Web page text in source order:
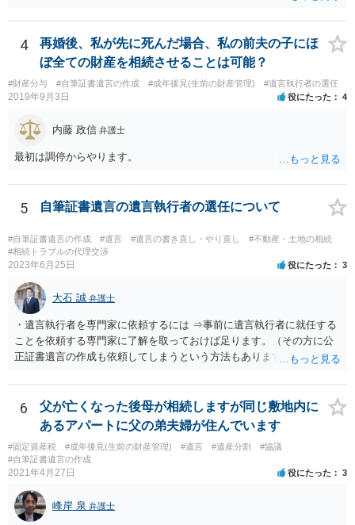
ています。 やはり、成人した子のことまでごちゃごちゃ考えず、自分
の事だけ考えるべきなのでしょうか ・・・お子さんの事をまで含め良
い解決案があればお悩みになるのは当然と言えば当然のことです。 彼
と親子関係を結びたいと思っているが、名字は変えたくない・・・養
子縁組の必要があり 氏も変更することになります。 しかし 彼は成人
しているとは言え、自分の子と私の連れ子、全て平等にしたいと希
望。もちろん私もそうできればと思います。 ・・・婚姻前の契約 あ
るいは 遺言書などで その意思を実現する方法はあります。 弁護
士に相談してみてください。
4
再婚後、私が先に死んだ場合、私の前夫の子にほ
ぼ全ての財産を相続させることは可能？
#財産分与 #自筆証書遺言の作成 #成年後見(生前の財産管理) #遺言執行者の選任
2019年9月3日 役にたった 4
内藤 政信 弁護士
最初は調停からやります。
5 自筆証書遺言の遺言執行者の選任について
#自筆証書遺言の作成 #遺言 #遺言の書き直し・やり直し
#不動産・土地の相続
#相続トラブルの代理交渉
2023年6月25日 役にたった 3
大石 誠 弁護士
・遺言執行者を専門家に依頼するには ⇒事前に遺言執行者に就任する
ことを依頼する専門家に了解を取っておけば足ります。（その方に公
正証書遺言の作成も依頼してしまうという方法もあります） 事前に了
ません。 遺言執行者に就任し、遺言執行が完了したときの報酬だけ、
弁護士費用としてかかります。 ・亡くなった際に、法務局に預けた自
筆証書遺言の存在を親族がなかったものにされる可能性 ⇒自筆の遺言
書を法務局に保管した場合、死亡後、法務局に遺言書の有無を照会す
ることになりますので、「法務局に預けた自筆証書遺言の存在を親族
がなかったもの」にすることはできません。 存在をなかったものにす
がありえますが、その予防方法は、遺言者と面談してみないと判断が
難しいです。
6
父が亡くなった後母が相続しますが同じ敷地内に
あるアパートに父の弟夫婦が住んでいます
#固定資産税 #成年後見(生前の財産管理) #遺言 #遺産分割
#協議
#自筆証書遺言の作成
2021年4月27日 役にたった 3
峰岸 泉 弁護士